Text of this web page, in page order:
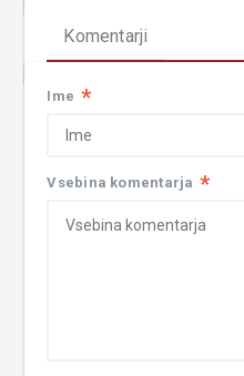
Komentarji
Ime *
Vsebina komentarja *